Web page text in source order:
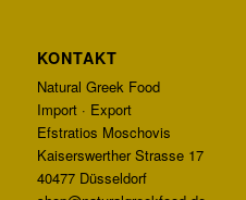
KONTAKT
Natural Greek Food
Import · Export
Efstratios Moschovis
Kaiserswerther Strasse 17
40477 Düsseldorf